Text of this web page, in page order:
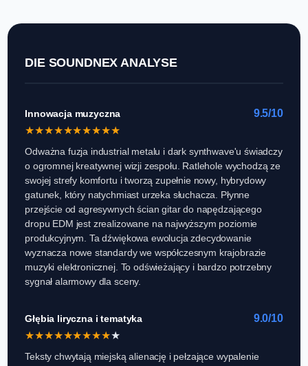
DIE SOUNDNEX ANALYSE
Innowacja muzyczna
9.5/10
★★★★★★★★★★
Odważna fuzja industrial metalu i dark synthwave'u świadczy
o ogromnej kreatywnej wizji zespołu. Ratlehole wychodzą ze
swojej strefy komfortu i tworzą zupełnie nowy, hybrydowy
gatunek, który natychmiast urzeka słuchacza. Płynne
przejście od agresywnych ścian gitar do napędzającego
dropu EDM jest zrealizowane na najwyższym poziomie
produkcyjnym. Ta dźwiękowa ewolucja zdecydowanie
wyznacza nowe standardy we współczesnym krajobrazie
muzyki elektronicznej. To odświeżający i bardzo potrzebny
sygnał alarmowy dla sceny.
Głębia liryczna i tematyka
9.0/10
★★★★★★★★★★
Teksty chwytają miejską alienację i pełzające wypalenie